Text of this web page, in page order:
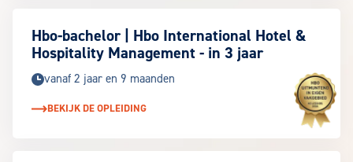
Hbo-bachelor | Hbo International Hotel &
Hospitality Management - in 3 jaar
vanaf 2 jaar en 9 maanden
BEKIJK DE OPLEIDING
Keuzegids